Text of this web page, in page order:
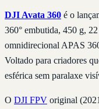
DJI Avata 360 é o
360° embutida, 450 g,
omnidirecional APAS
Voltado para criadores
esférica sem paralaxe
O DJI FPV original